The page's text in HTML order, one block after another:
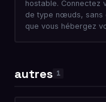
hostable. Connectez
de type nœuds, sans
que vous hébergez
autres 1